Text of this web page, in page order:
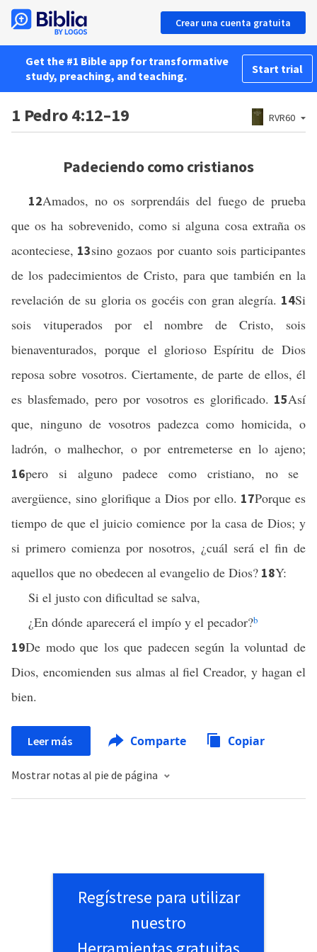
Crear una cuenta gratuita
Get the #1 Bible app for transformative
study, preaching, and teaching.
Start trial
1 Pedro 4:12–19 RVR60
Padeciendo como cristianos
12Amados, no os sorprendáis del fuego de prueba
que os ha sobrevenido, como si alguna cosa extraña os
aconteciese, 13sino gozaos por cuanto sois participantes
de los padecimientos de Cristo, para que también en la
revelación de su gloria os gocéis con gran alegría. 14Si
sois vituperados por el nombre de Cristo, sois
bienaventurados, porque el glorioso Espíritu de Dios
reposa sobre vosotros. Ciertamente, de parte de ellos, él
es blasfemado, pero por vosotros es glorificado. 15Así
que, ninguno de vosotros padezca como homicida, o
ladrón, o malhechor, o por entremeterse en lo ajeno;
16pero si alguno padece como cristiano, no se
avergüence, sino glorifique a Dios por ello. 17Porque es
tiempo de que el juicio comience por la casa de Dios; y
si primero comienza por nosotros, ¿cuál será el fin de
aquellos que no obedecen al evangelio de Dios? 18Y:
Si el justo con dificultad se salva,
¿En dónde aparecerá el impío y el pecador?b
19De modo que los que padecen según la voluntad de
Dios, encomienden sus almas al fiel Creador, y hagan el
bien.
Leer más Comparte Copiar
Mostrar notas al pie de página
Regístrese para utilizar
nuestro